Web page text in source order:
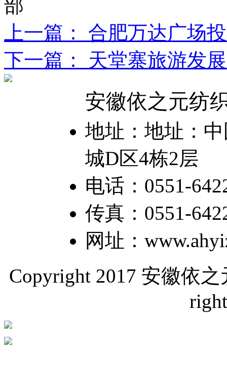
上一篇： 合肥万达广场
下一篇： 天堂寨旅游发
安徽依之元纺
地址：地址：
城D区4栋2层
电话：0551-
传真：0551-
网址：
Copyright 2017 安徽依